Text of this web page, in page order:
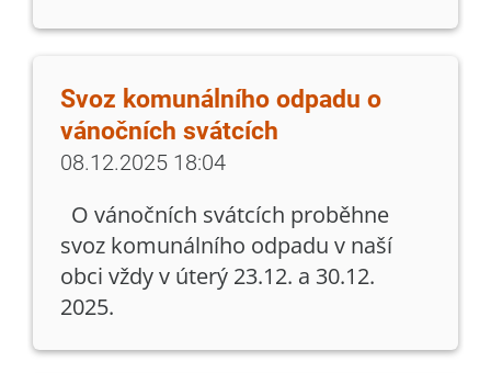
Svoz komunálního odpadu o
vánočních svátcích
08.12.2025 18:04
O vánočních svátcích proběhne
svoz komunálního odpadu v naší
obci vždy v úterý 23.12. a 30.12.
2025.